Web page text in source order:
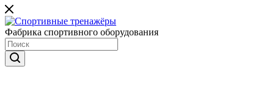
Фабрика спортивного оборудования